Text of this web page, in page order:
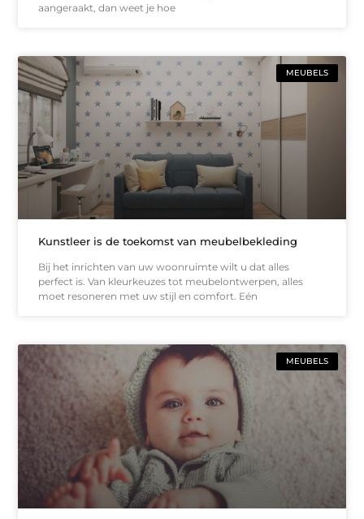
aangeraakt, dan weet je hoe
MEUBELS
Kunstleer is de toekomst van meubelbekleding
Bij het inrichten van uw woonruimte wilt u dat alles
perfect is. Van kleurkeuzes tot meubelontwerpen, alles
moet resoneren met uw stijl en comfort. Eén
MEUBELS